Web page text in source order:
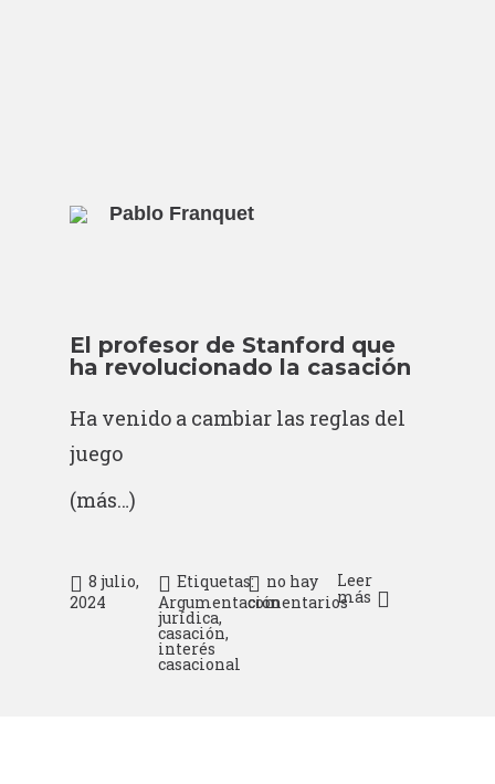
Pablo Franquet
El profesor de Stanford que
ha revolucionado la casación
Ha venido a cambiar las reglas del
juego
(más…)
8 julio,
2024
Etiquetas:
Argumentación
jurídica,
casación,
interés
casacional
no hay
comentarios
Leer
más